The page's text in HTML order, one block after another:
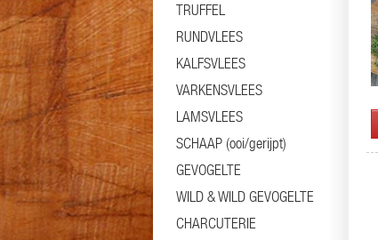
TRUFFEL
RUNDVLEES
KALFSVLEES
VARKENSVLEES
LAMSVLEES
SCHAAP (ooi/gerijpt)
GEVOGELTE
WILD & WILD GEVOGELTE
CHARCUTERIE